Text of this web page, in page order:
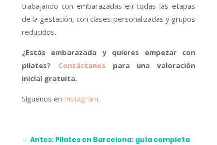
trabajando con embarazadas en todas las etapas
de la gestación, con clases personalizadas y grupos
reducidos.
¿Estás embarazada y quieres empezar con
pilates? Contáctanos para una valoración
inicial gratuita.
Síguenos en Instagram.
← Antes: Pilates en Barcelona: guía completa